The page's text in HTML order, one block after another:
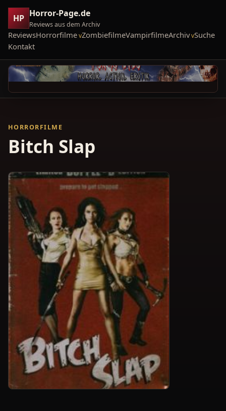
HP Horror-Page.de
Reviews aus dem Archiv
ReviewsHorrorfilme ZombiefilmeVampirfilmeArchiv Suche
Kontakt
HORRORFILME
Bitch Slap